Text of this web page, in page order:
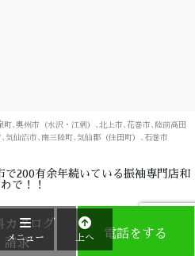
町､奥州市（水沢・江刺）､北上市､花巻市､陸前高田
仙沼市､南三陸町､気仙郡（住田町）､石巻市
で200有余年続いている振袖専門店和
わで！！
メニュー 上へ
カタログ
請求
電話をする